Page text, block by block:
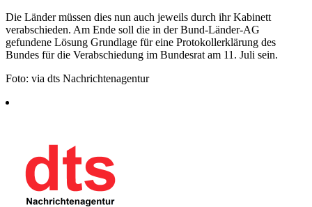
Die Länder müssen dies nun auch jeweils durch ihr Kabinett
verabschieden. Am Ende soll die in der Bund-Länder-AG
gefundene Lösung Grundlage für eine Protokollerklärung des
Bundes für die Verabschiedung im Bundesrat am 11. Juli sein.
Foto: via dts Nachrichtenagentur